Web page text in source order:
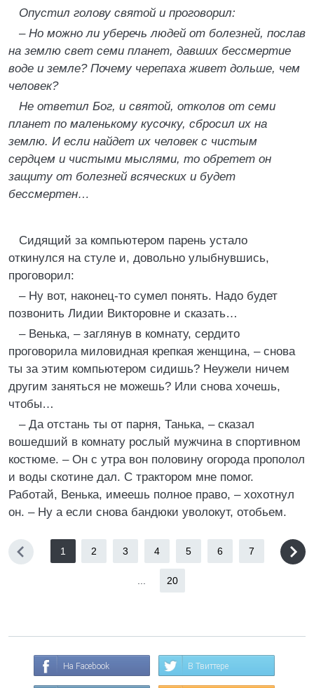
Опустил голову святой и проговорил:
– Но можно ли уберечь людей от болезней, послав
на землю свет семи планет, давших бессмертие
воде и земле? Почему черепаха живет дольше, чем
человек?
Не ответил Бог, и святой, отколов от семи
планет по маленькому кусочку, сбросил их на
землю. И если найдет их человек с чистым
сердцем и чистыми мыслями, то обретет он
защиту от болезней всяческих и будет
бессмертен…
Сидящий за компьютером парень устало
откинулся на стуле и, довольно улыбнувшись,
проговорил:
– Ну вот, наконец-то сумел понять. Надо будет
позвонить Лидии Викторовне и сказать…
– Венька, – заглянув в комнату, сердито
проговорила миловидная крепкая женщина, – снова
ты за этим компьютером сидишь? Неужели ничем
другим заняться не можешь? Или снова хочешь,
чтобы…
– Да отстань ты от парня, Танька, – сказал
вошедший в комнату рослый мужчина в спортивном
костюме. – Он с утра вон половину огорода прополол
и воды скотине дал. С трактором мне помог.
Работай, Венька, имеешь полное право, – хохотнул
он. – Ну а если снова бандюки уволокут, отобьем.
1 2 3 4 5 6 7
20
На Facebook В Твиттере